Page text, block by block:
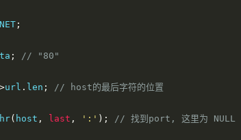
;
; // "80"
url . len ; // host的最后字符的位置
( host , last , ':' ); // 找到port, 这里为 NULL